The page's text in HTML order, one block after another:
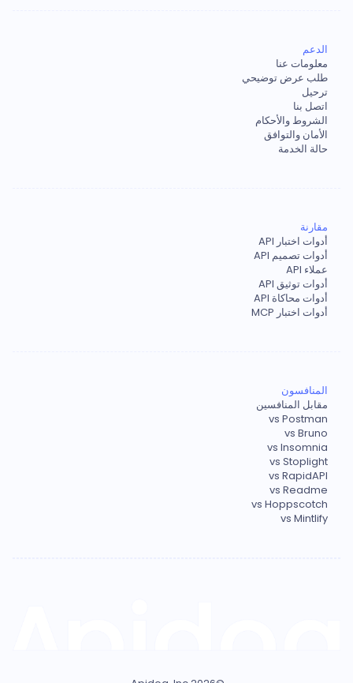
الدعم
معلومات عنا
طلب عرض توضيحي
ترحيل
اتصل بنا
الشروط والأحكام
الأمان والتوافق
حالة الخدمة
مقارنة
أدوات اختبار API
أدوات تصميم API
عملاء API
أدوات توثيق API
أدوات محاكاة API
أدوات اختبار MCP
المنافسون
مقابل المنافسين
vs Postman
vs Bruno
vs Insomnia
vs Stoplight
vs RapidAPI
vs Readme
vs Hoppscotch
vs Mintlify